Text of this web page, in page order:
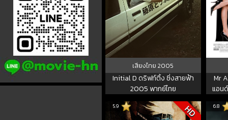
เสียงไทย2005
Initial D ดริฟท์ติ้ง ซิ่งสายฟ้า
2005 พากย์ไทย
Mr
แอน
5.9 HD 6.8